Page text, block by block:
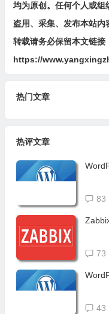
均为原创。任何个人或组
盗用、采集、发布本站内
转载请务必保留本文链接
https://
热门文章
热评文章
83
73
43